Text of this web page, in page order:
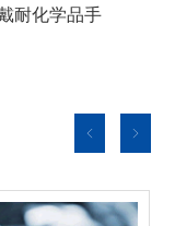
耐化学品手